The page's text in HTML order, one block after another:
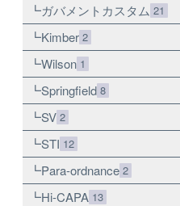
ガバメントカスタム 21
Kimber 2
Wilson 1
Springfield 8
SV 2
STI 12
Para-ordnance 2
Hi-CAPA 13